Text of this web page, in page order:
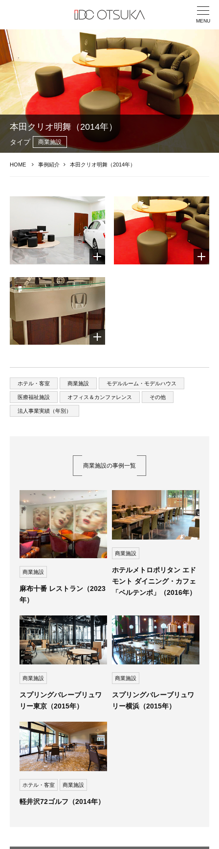
MENU
本田クリオ明舞（2014年）
タイプ 商業施設
HOME 事例紹介 本田クリオ明舞（2014年）
ホテル・客室 商業施設 モデルルーム・モデルハウス
医療福祉施設 オフィス＆カンファレンス その他
法人事業実績（年別）
商業施設の事例一覧
商業施設
麻布十番 レストラン（2023
年）
商業施設
ホテルメトロポリタン エド
モント ダイニング・カフェ
「ベルテンポ」（2016年）
商業施設
スプリングバレーブリュワ
リー東京（2015年）
商業施設
スプリングバレーブリュワ
リー横浜（2015年）
ホテル・客室 商業施設
軽井沢72ゴルフ（2014年）